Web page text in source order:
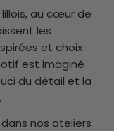
au cœur de
les
et choix
est imaginé
du détail et la
nos ateliers